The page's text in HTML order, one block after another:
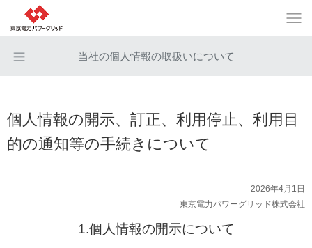
当社の個人情報の取扱いについて
個人情報の開示、訂正、利用停止、利用目
的の通知等の手続きについて
2026年4月1日
東京電力パワーグリッド株式会社
1.個人情報の開示について